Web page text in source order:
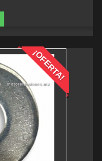
¡OFERTA!